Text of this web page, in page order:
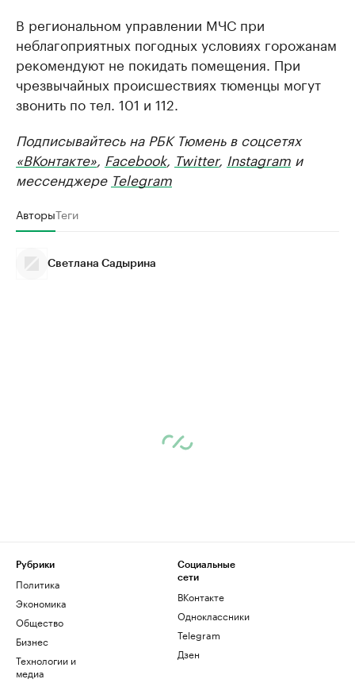
В региональном управлении МЧС при
неблагоприятных погодных условиях горожанам
рекомендуют не покидать помещения. При
чрезвычайных происшествиях тюменцы могут
звонить по тел. 101 и 112.
Подписывайтесь на РБК Тюмень в соцсетях
«ВКонтакте», Facebook, Twitter, Instagram и
мессенджере Telegram
АвторыТеги
Светлана Садырина
Рубрики
Политика
Экономика
Общество
Бизнес
Технологии и
медиа
Социальные
сети
ВКонтакте
Одноклассники
Telegram
Дзен